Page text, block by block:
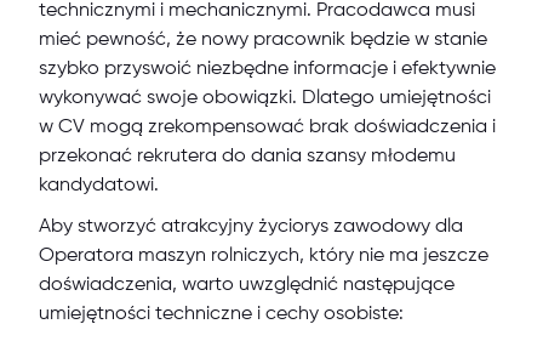
technicznymi i mechanicznymi. Pracodawca musi
mieć pewność, że nowy pracownik będzie w stanie
szybko przyswoić niezbędne informacje i efektywnie
wykonywać swoje obowiązki. Dlatego umiejętności
w CV mogą zrekompensować brak doświadczenia i
przekonać rekrutera do dania szansy młodemu
kandydatowi.
Aby stworzyć atrakcyjny życiorys zawodowy dla
Operatora maszyn rolniczych, który nie ma jeszcze
doświadczenia, warto uwzględnić następujące
umiejętności techniczne i cechy osobiste: